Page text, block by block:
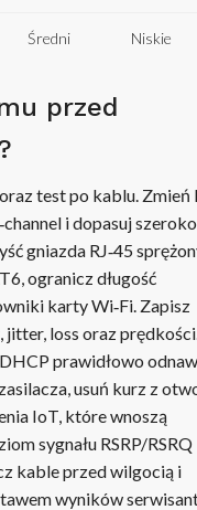
Średni Niskie
przed
test po kablu. Zmień
i dopasuj
gniazda RJ‑45
ogranicz długość
karty Wi‑Fi. Zapisz
jitter, loss oraz
prawidłowo
usuń kurz z
IoT, które wnoszą
sygnału RSRP/RSRQ
kable przed wilgocią i
wyników